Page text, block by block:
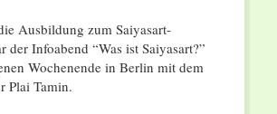
Ausbildung zum Saiyasart-
der Infoabend “Was ist Saiyasart?”
Wochenende in Berlin mit dem
Plai Tamin.